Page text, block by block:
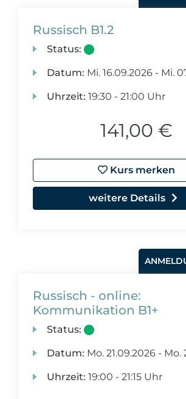
Russisch B1.2
Status:
Datum: Mi. 16.09.2026 - Mi.
Uhrzeit: 19:30 - 21:00 Uhr
141,00 €
Kurs merken
weitere Details
Russisch - online:
Kommunikation B1+
Status:
Datum: Mo. 21.09.2026 - Mo.
Uhrzeit: 19:00 - 21:15 Uhr